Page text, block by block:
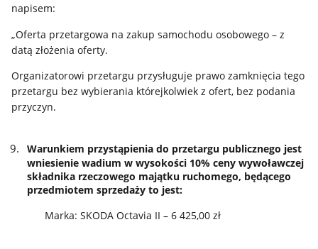
napisem:
„Oferta przetargowa na zakup samochodu osobowego – z
datą złożenia oferty.
Organizatorowi przetargu przysługuje prawo zamknięcia tego
przetargu bez wybierania którejkolwiek z ofert, bez podania
przyczyn.
Warunkiem przystąpienia do przetargu publicznego jest
wniesienie wadium w wysokości 10% ceny wywoławczej
składnika rzeczowego majątku ruchomego, będącego
przedmiotem sprzedaży to jest:
Marka: SKODA Octavia II – 6 425,00 zł